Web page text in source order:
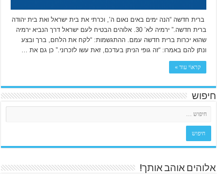
ברית חדשה “הנה ימים באים נאום ה’, וכרתי את בית ישראל ואת בית יהודה
ברית חדשה.” ירמיה לא’ 30. אלוהים הבטיח לעם ישראל דרך הנביא ירמיה
שהוא יכרות ברית חדשה עמם. ההתגשמות: “לקח את הלחם, ברך ובצע
ונתן להם באמרו: “זה גופי הניתן בעדכם, זאת עשו לזכרוני.” כן גם את …
קרא\י עוד »
חיפוש
אלוהים אוהב אותך!